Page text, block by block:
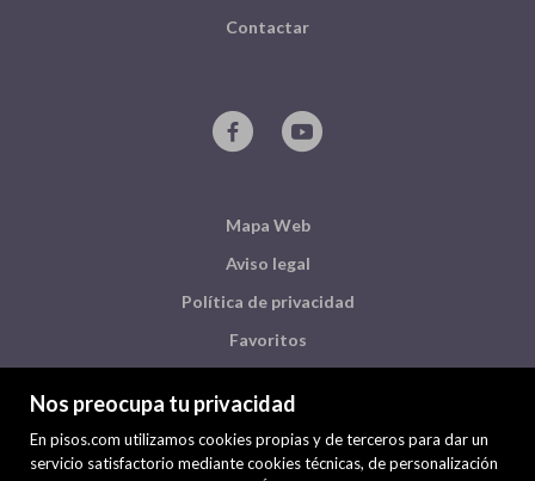
Nos preocupa tu privacidad
En pisos.com utilizamos cookies propias y de terceros para dar un
servicio satisfactorio mediante cookies técnicas, de personalización
Contactar
Mapa Web
Aviso legal
Política de privacidad
Favoritos
Noticias
Política de cookies